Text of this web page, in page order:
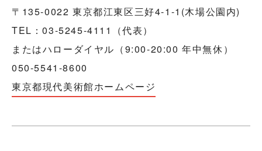
〒135-0022 東京都江東区三好4-1-1(木場公園内)
TEL：03-5245-4111（代表）
またはハローダイヤル（9:00-20:00 年中無休）
050-5541-8600
東京都現代美術館ホームページ